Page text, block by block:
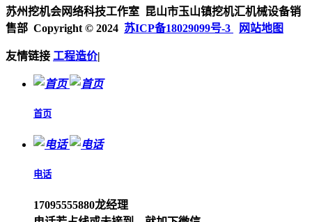
苏州挖机会网络科技工作室 昆山市玉山镇挖机汇机械设备销
售部 Copyright © 2024 苏ICP备18029099号-3 网站地图
友情链接 工程造价|
首页
电话
17095555880龙经理